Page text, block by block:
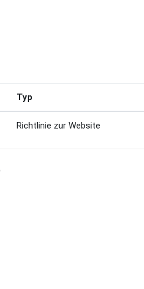
Typ
Richtlinie zur Website